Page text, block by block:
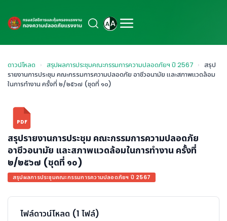
ดาวน์โหลด › สรุปผลการประชุมคณะกรรมการความปลอดภัยฯ ปี 2567 › สรุป
รายงานการประชุม คณะกรรมการความปลอดภัย อาชีวอนามัย และสภาพแวดล้อม
ในการทำงาน ครั้งที่ ๒/๒๕๖๗ (ชุดที่ ๑๐)
PDF
สรุปรายงานการประชุม คณะกรรมการความปลอดภัย
อาชีวอนามัย และสภาพแวดล้อมในการทำงาน ครั้งที่
๒/๒๕๖๗ (ชุดที่ ๑๐)
สรุปผลการประชุมคณะกรรมการความปลอดภัยฯ ปี 2567
ไฟล์ดาวน์โหลด (1 ไฟล์)